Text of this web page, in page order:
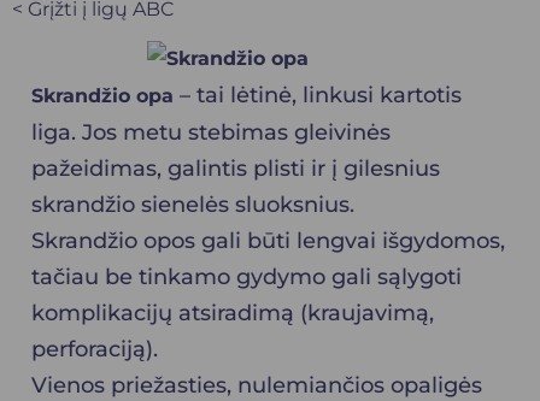
< Grįžti į ligų ABC
Skrandžio opa – tai lėtinė, linkusi kartotis
liga. Jos metu stebimas gleivinės
pažeidimas, galintis plisti ir į gilesnius
skrandžio sienelės sluoksnius.
Skrandžio opos gali būti lengvai išgydomos,
tačiau be tinkamo gydymo gali sąlygoti
komplikacijų atsiradimą (kraujavimą,
perforaciją).
Vienos priežasties, nulemiančios opaligės